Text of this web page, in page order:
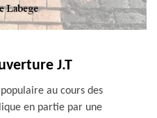
J.T
au cours des
en partie par une